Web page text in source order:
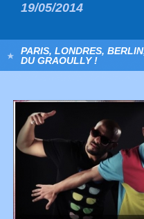
19/05/2014
PARIS, LONDRES,
DU GRAOULLY !